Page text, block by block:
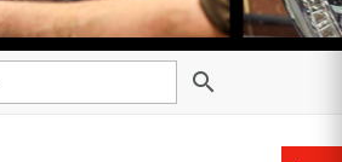
search